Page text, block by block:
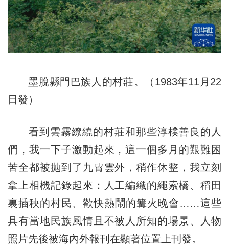
墨脫縣門巴族人的村莊。（1983年11月22
日發）
看到雲霧繚繞的村莊和那些淳樸善良的人
們，我一下子激動起來，這一個多月的艱難困
苦全都被拋到了九霄雲外，稍作休整，我立刻
拿上相機記錄起來：人工編織的繩索橋、稻田
裏插秧的村民、歡快熱鬧的篝火晚會……這些
具有當地民族風情且不被人所知的場景、人物
照片先後被海內外報刊在顯著位置上刊發。